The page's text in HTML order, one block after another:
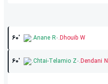
60' Anane R.- Dhouib W.
60' Chtai-Telamio Z.- Dendani N.